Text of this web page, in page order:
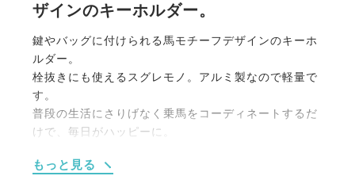
ザインのキーホルダー。
鍵やバッグに付けられる馬モチーフデザインのキーホ
ルダー。
栓抜きにも使えるスグレモノ。アルミ製なので軽量で
す。
普段の生活にさりげなく乗馬をコーディネートするだ
けで、毎日がハッピーに。
う！
もっと見る